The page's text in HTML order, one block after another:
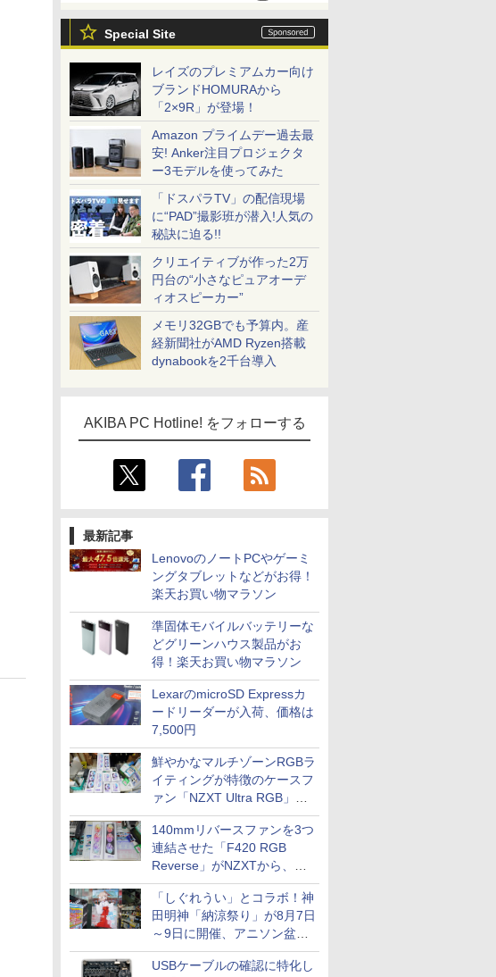
Special Site
レイズのプレミアムカー向け
ブランドHOMURAから
「2×9R」が登場！
Amazon プライムデー過去最
安! Anker注目プロジェクタ
ー3モデルを使ってみた
「ドスパラTV」の配信現場
に“PAD”撮影班が潜入!人気の
秘訣に迫る!!
クリエイティブが作った2万
円台の“小さなピュアオーデ
ィオスピーカー”
メモリ32GBでも予算内。産
経新聞社がAMD Ryzen搭載
dynabookを2千台導入
AKIBA PC Hotline! をフォローする
最新記事
LenovoのノートPCやゲーミ
ングタブレットなどがお得！
楽天お買い物マラソン
準固体モバイルバッテリーな
どグリーンハウス製品がお
得！楽天お買い物マラソン
LexarのmicroSD Expressカ
ードリーダーが入荷、価格は
7,500円
鮮やかなマルチゾーンRGBラ
イティングが特徴のケースフ
ァン「NZXT Ultra RGB」が
発売、計8製品
140mmリバースファンを3つ
連結させた「F420 RGB
Reverse」がNZXTから、単
一フレーム採用
「しぐれうい」とコラボ！神
田明神「納涼祭り」が8月7日
～9日に開催、アニソン盆踊
りや屋台グルメなどもあり
USBケーブルの確認に特化し